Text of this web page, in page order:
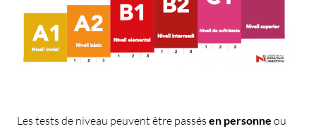
Les tests de niveau peuvent être passés en personne ou